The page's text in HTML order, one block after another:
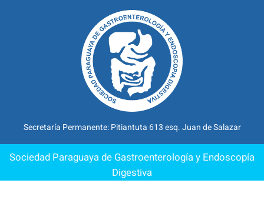
Secretaría Permanente: Pitiantuta 613 esq. Juan de Salazar
Sociedad Paraguaya de Gastroenterología y Endoscopía
Digestiva